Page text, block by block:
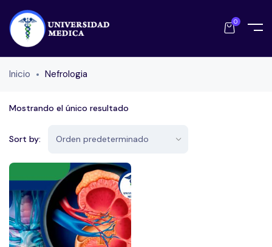
0
Inicio Nefrologia
Mostrando el único resultado
Sort by: